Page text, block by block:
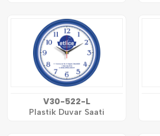
V30-522-L
Plastik Duvar Saati